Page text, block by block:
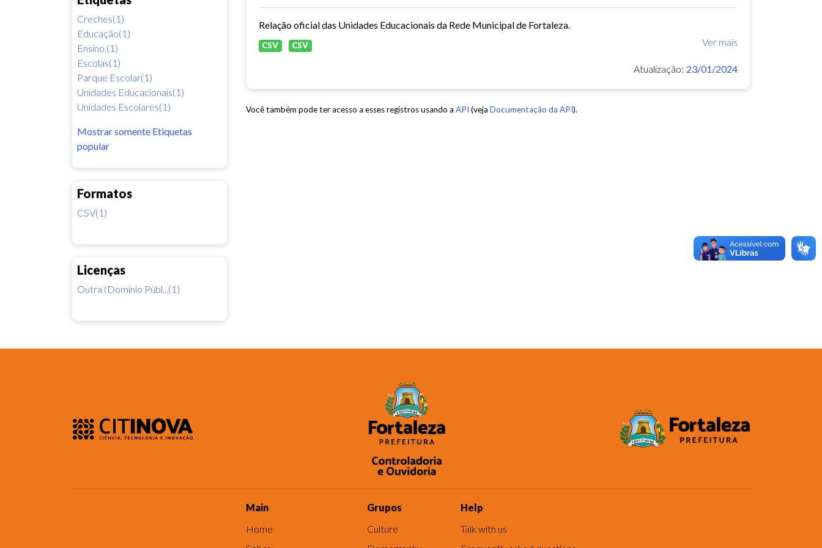
Creches(1)
Educação(1)
Ensino.(1)
Escolas(1)
Parque Escolar(1)
Unidades Educacionais(1)
Unidades Escolares(1)
Mostrar somente Etiquetas
popular
Formatos
CSV(1)
Licenças
Outra (Domínio Públ...(1)
Relação oficial das Unidades Educacionais da Rede Municipal de Fortaleza.
Ver mais
CSV CSV
Atualização: 23/01/2024
Você também pode ter acesso a esses registros usando a API (veja Documentação da API).
Main
Home
Grupos
Culture
Help
Talk with us